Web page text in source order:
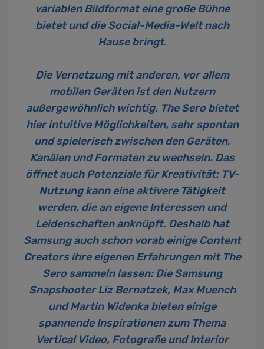
variablen Bildformat eine große Bühne
bietet und die Social-Media-Welt nach
Hause bringt.
Die Vernetzung mit anderen, vor allem
mobilen Geräten ist den Nutzern
außergewöhnlich wichtig. The Sero bietet
hier intuitive Möglichkeiten, sehr spontan
und spielerisch zwischen den Geräten,
Kanälen und Formaten zu wechseln. Das
öffnet auch Potenziale für Kreativität: TV-
Nutzung kann eine aktivere Tätigkeit
werden, die an eigene Interessen und
Leidenschaften anknüpft. Deshalb hat
Samsung auch schon vorab einige Content
Creators ihre eigenen Erfahrungen mit The
Sero sammeln lassen: Die Samsung
SnapshooterLiz Bernatzek, Max Muench
undMartin Widenkabieten einige
spannende Inspirationen zum Thema
Vertical Video, Fotografie und Interior